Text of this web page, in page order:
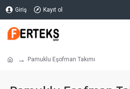
Giriş Kayıt ol
Pamuklu Eşofman Takımı